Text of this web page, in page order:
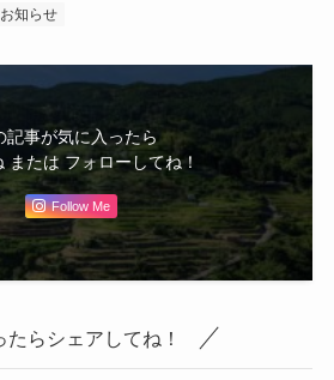
お知らせ
記事が気に入ったら
または フォローしてね！
Follow Me
たらシェアしてね！